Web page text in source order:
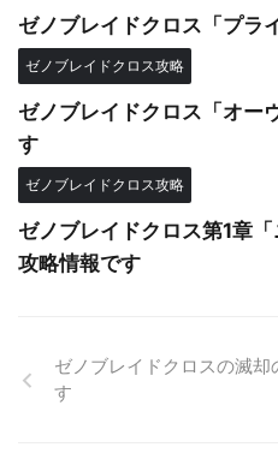
ゼノブレイドクロス「プラ
ゼノブレイドクロス攻略
ゼノブレイドクロス「オー
す
ゼノブレイドクロス攻略
ゼノブレイドクロス第1章「
攻略情報です
ゼノブレイドクロスの滅却
す